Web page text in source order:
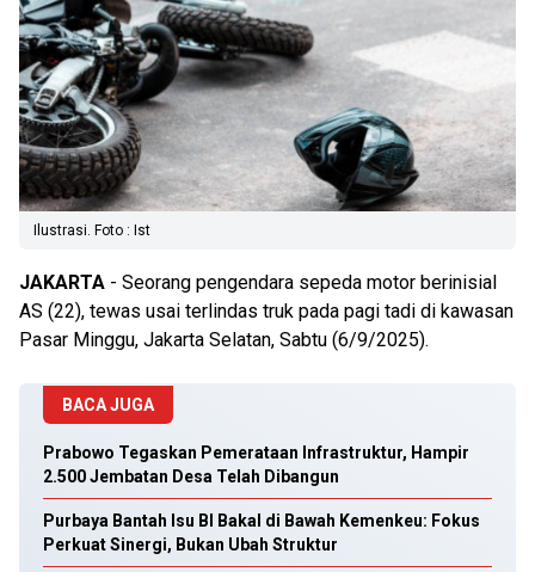
Ilustrasi. Foto : Ist
JAKARTA - Seorang pengendara sepeda motor berinisial
AS (22), tewas usai terlindas truk pada pagi tadi di kawasan
Pasar Minggu, Jakarta Selatan, Sabtu (6/9/2025).
BACA JUGA
Prabowo Tegaskan Pemerataan Infrastruktur, Hampir
2.500 Jembatan Desa Telah Dibangun
Purbaya Bantah Isu BI Bakal di Bawah Kemenkeu: Fokus
Perkuat Sinergi, Bukan Ubah Struktur